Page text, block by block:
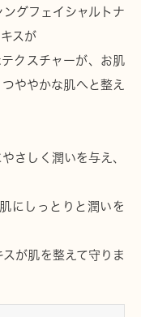
グフェイシャルトナ
スが
クスチャーが、お肌
ややかな肌へと整え
さしく潤いを与え、
にしっとりと潤いを
が肌を整えて守りま